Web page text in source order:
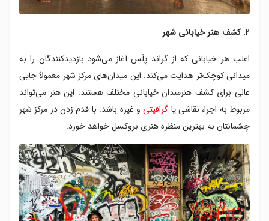
۲. کشف هنر خیابانی شهر
اغلب هر خیابانی که از گراند پِلَس آغاز می‌شود بازدیدکنندگان را به
میدانی کوچک‌تر هدایت می‌کند. این میدان‌های مرکز شهر معمولاً جایی
عالی برای کشف هنرمندان خیابانی مختلف هستند. این هنر می‌تواند
مربوط به اجرا، نقاشی یا گرافیتیو غیره باشد. با قدم زدن در مرکز شهر
چشمانتان به بهترین منظره هنری بروکسل خواهد خورد.